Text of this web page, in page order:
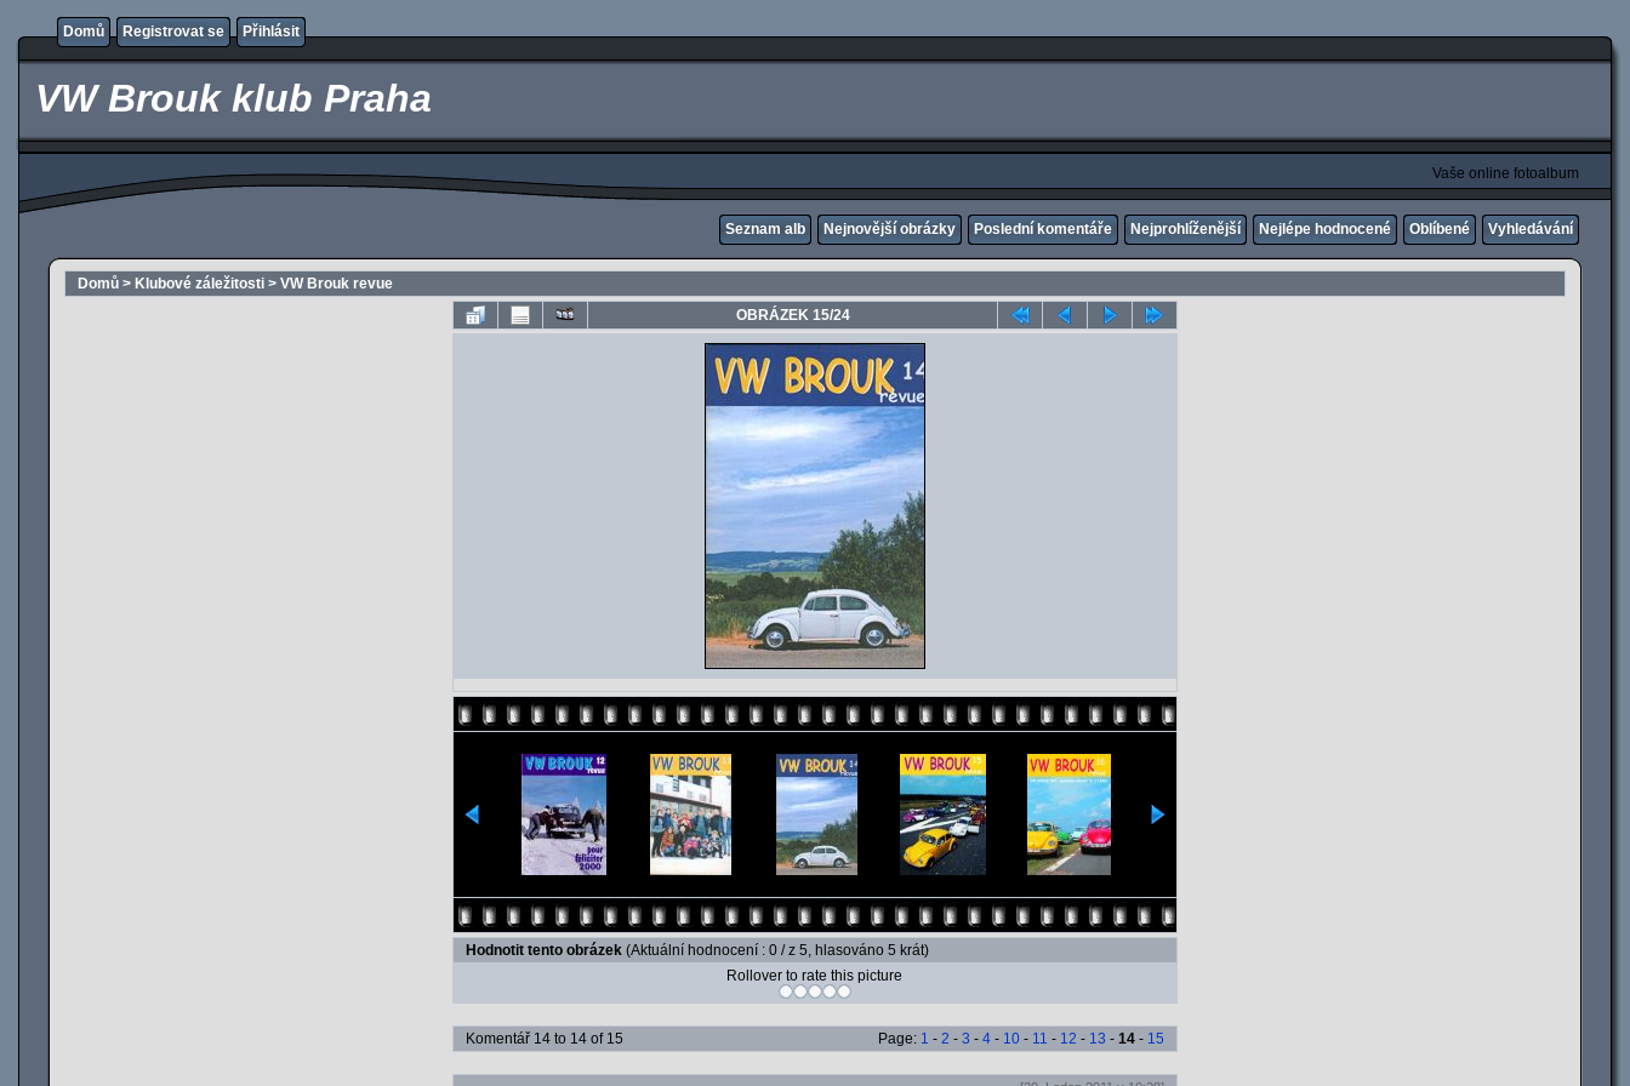
Domů Registrovat se Přihlásit
VW Brouk klub Praha
Vaše online fotoalbum
Seznam alb Nejnovější obrázky Poslední komentáře Nejprohlíženější Nejlépe hodnocené Oblíbené Vyhledávání
Domů > Klubové záležitosti > VW Brouk revue
OBRÁZEK 15/24
Hodnotit tento obrázek (Aktuální hodnocení : 0 / z 5, hlasováno 5 krát)
Rollover to rate this picture
Komentář 14 to 14 of 15 Page: 1 - 2 - 3 - 4 - 10 - 11 - 12 - 13 - 14 - 15